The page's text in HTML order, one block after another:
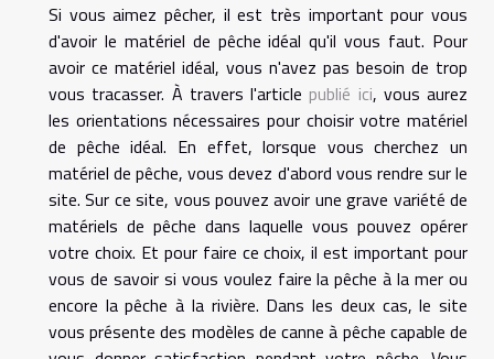
Si vous aimez pêcher, il est très important pour vous
d'avoir le matériel de pêche idéal qu'il vous faut. Pour
avoir ce matériel idéal, vous n'avez pas besoin de trop
vous tracasser. À travers l'article publié ici, vous aurez
les orientations nécessaires pour choisir votre matériel
de pêche idéal. En effet, lorsque vous cherchez un
matériel de pêche, vous devez d'abord vous rendre sur le
site. Sur ce site, vous pouvez avoir une grave variété de
matériels de pêche dans laquelle vous pouvez opérer
votre choix. Et pour faire ce choix, il est important pour
vous de savoir si vous voulez faire la pêche à la mer ou
encore la pêche à la rivière. Dans les deux cas, le site
vous présente des modèles de canne à pêche capable de